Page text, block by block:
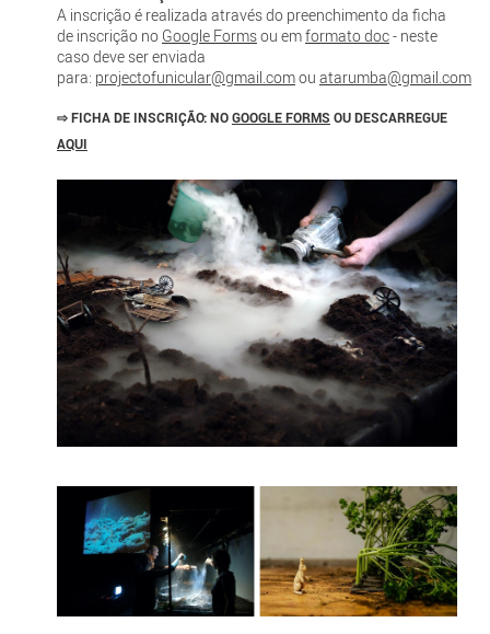
A inscrição é realizada através do preenchimento da ficha
de inscrição no Google Formsou emformato doc- neste
caso deve ser enviada
para: projectofunicular@gmail.comou atarumba@gmail.com
⇨FICHA DE INSCRIÇÃO:NOGOOGLE FORMS OU DESCARREGUE
AQUI